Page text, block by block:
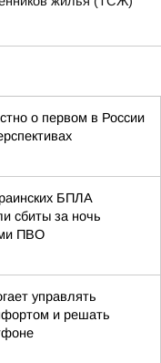
о первом в России
БПЛА
сбиты за ночь
ПВО
управлять
и решать